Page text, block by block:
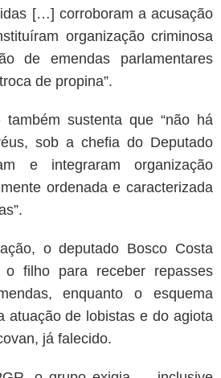
[…] corroboram a acusação
organização criminosa
de emendas parlamentares
de propina”.
também sustenta que “não há
sob a chefia do Deputado
e integraram organização
ordenada e caracterizada
o deputado Bosco Costa
filho para receber repasses
enquanto o esquema
atuação de lobistas e do agiota
já falecido.